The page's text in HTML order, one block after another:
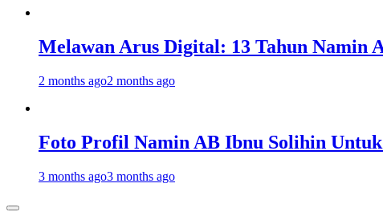
Melawan Arus Digital: 13 Tahun Namin
2 months ago2 months ago
Foto Profil Namin AB Ibnu Solihin Untuk
3 months ago3 months ago